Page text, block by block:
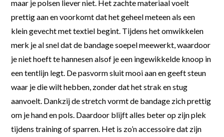
maar je polsen liever niet. Het zachte materiaal voelt
prettig aan en voorkomt dat het geheel meteen als een
klein gevecht met textiel begint. Tijdens het omwikkelen
merk je al snel dat de bandage soepel meewerkt, waardoor
je niet hoeft te hannesen alsof je een ingewikkelde knoop in
een tentlijn legt. De pasvorm sluit mooi aan en geeft steun
waar je die wilt hebben, zonder dat het strak en stug
aanvoelt. Dankzij de stretch vormt de bandage zich prettig
om je hand en pols. Daardoor blijft alles beter op zijn plek
tijdens training of sparren. Het is zo’n accessoire dat zijn